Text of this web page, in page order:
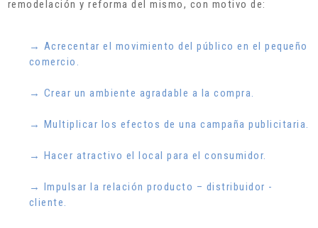
remodelación y reforma del mismo, con motivo de:
→ Acrecentar el movimiento del público en el pequeño
comercio.
→ Crear un ambiente agradable a la compra.
→ Multiplicar los efectos de una campaña publicitaria.
→ Hacer atractivo el local para el consumidor.
→ Impulsar la relación producto – distribuidor -
cliente.